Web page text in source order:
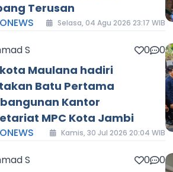
Terusan
Selasa, 04 Agu 2026 23:17 WIB
S 0 0
Maulana hadiri
Batu Pertama
Kantor
MPC Kota Jambi
Kamis, 30 Jul 2026 20:04 WIB
S 0 0